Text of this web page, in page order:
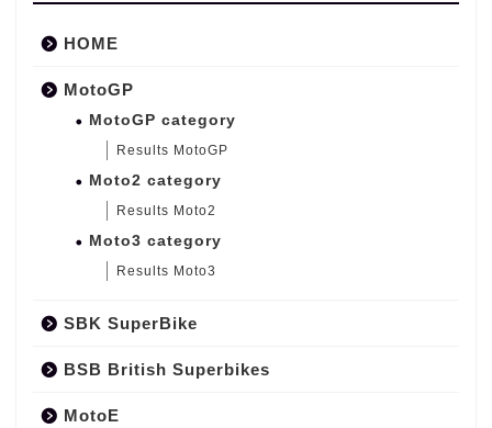
HOME
MotoGP
MotoGP category
Results MotoGP
Moto2 category
Results Moto2
Moto3 category
Results Moto3
SBK SuperBike
BSB British Superbikes
MotoE